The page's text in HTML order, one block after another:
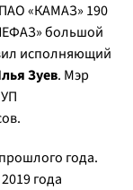
«КАМАЗ» 190
большой
исполняющий
Зуев. Мэр
года.
года